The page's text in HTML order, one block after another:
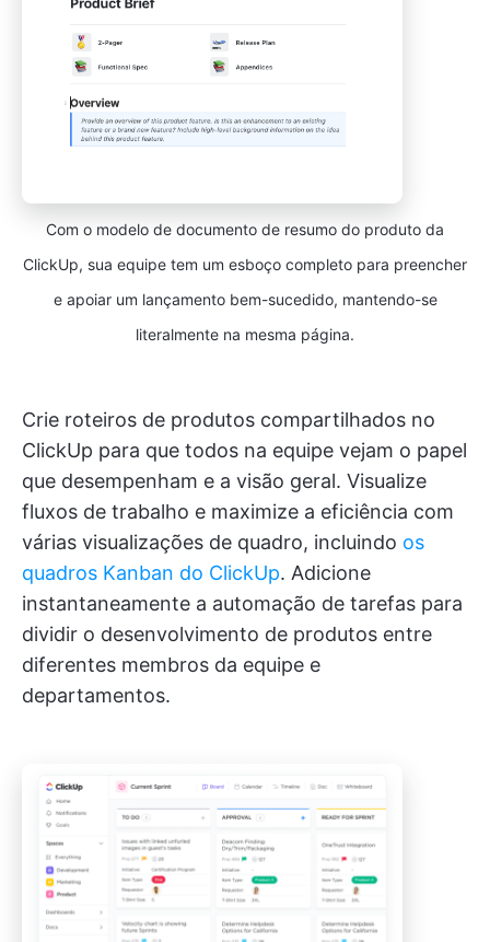
Com o modelo de documento de resumo do produto da
ClickUp, sua equipe tem um esboço completo para preencher
e apoiar um lançamento bem-sucedido, mantendo-se
literalmente na mesma página.
Crie roteiros de produtos compartilhados no
ClickUp para que todos na equipe vejam o papel
que desempenham e a visão geral. Visualize
fluxos de trabalho e maximize a eficiência com
várias visualizações de quadro, incluindo os
quadros Kanban do ClickUp. Adicione
instantaneamente a automação de tarefas para
dividir o desenvolvimento de produtos entre
diferentes membros da equipe e
departamentos.